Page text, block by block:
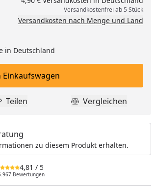
Versandkostenfrei ab 5 Stück
Versandkosten nach Menge und Land
in Deutschland
In den Einkaufswagen legen
Einkaufswagen
hinzufügen
Teilen
Teilen Produkt
Vergleichen
zu diesem Produkt erhalten.
4,81 / 5
Bewertungen